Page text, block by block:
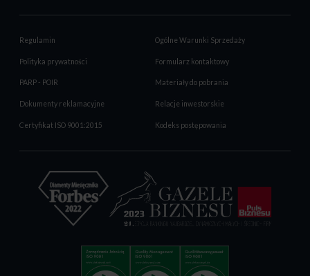
Regulamin Ogólne Warunki Sprzedaży
Polityka prywatności Formularz kontaktowy
PARP - POIR Materiały do pobrania
Dokumenty reklamacyjne Relacje inwestorskie
Certyfikat ISO 9001:2015 Kodeks postępowania